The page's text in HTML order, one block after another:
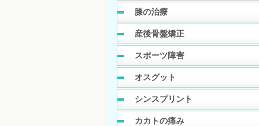
膝の治療
産後骨盤矯正
スポーツ障害
オスグット
シンスプリント
カカトの痛み